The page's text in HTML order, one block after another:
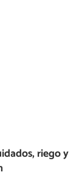
riego y